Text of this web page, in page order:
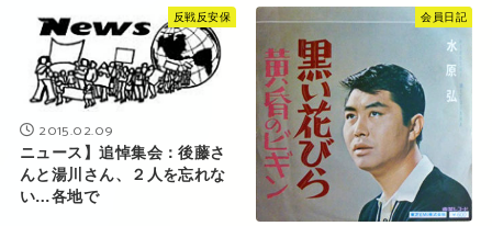
反戦反安保
2015.02.09
ニュース】追悼集会：後藤さ
んと湯川さん、２人を忘れな
い…各地で
会員日記